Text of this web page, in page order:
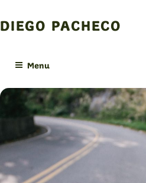
to
content
DIEGO PACHECO
Menu